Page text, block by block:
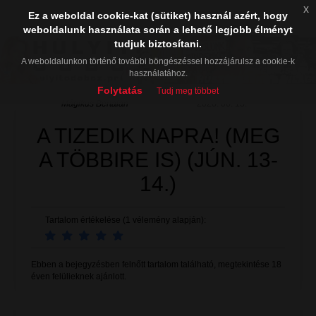
A TIZEDIK NAPRA! (MEG
A TÖBBIRE IS) (JÚN. 13-
14.)
Tartalom értékelése (1 vélemény alapján):
Ebben a bejegyzésben felnőtt tartalom található, megtekintése 18
éven felülieknek ajánlott.
Ez a weboldal cookie-kat (sütiket) használ azért, hogy
weboldalunk használata során a lehető legjobb élményt
tudjuk biztosítani.
A weboldalunkon történő további böngészéssel hozzájárulsz a cookie-k
használatához.
Folytatás Tudj meg többet
x